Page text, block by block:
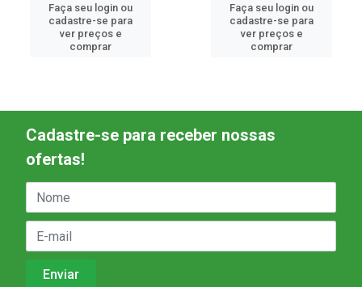
Faça seu login ou
cadastre-se para
ver preços e
comprar
Faça seu login ou
cadastre-se para
ver preços e
comprar
Cadastre-se para receber nossas
ofertas!